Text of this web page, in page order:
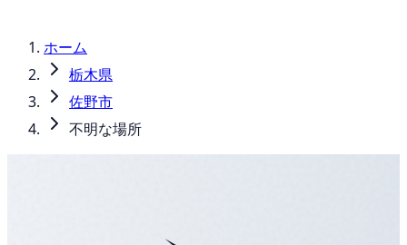
ホーム
栃木県
佐野市
不明な場所